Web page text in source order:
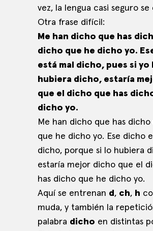
vez, la lengua casi seguro se
Otra frase difícil:
Me han dicho que has
dicho que he dicho yo.
está mal dicho, pues si yo
hubiera dicho, estaría
que el dicho que has
dicho yo.
Me han dicho que has
que he dicho yo. Ese dicho
dicho, porque si lo hubiera
estaría mejor dicho que el
has dicho que he dicho yo.
Aquí se entrenan d , ch, h
muda, y también la
palabra dicho en distintas